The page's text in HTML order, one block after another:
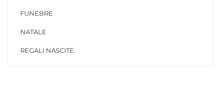
FUNEBRE
NATALE
REGALI NASCITE